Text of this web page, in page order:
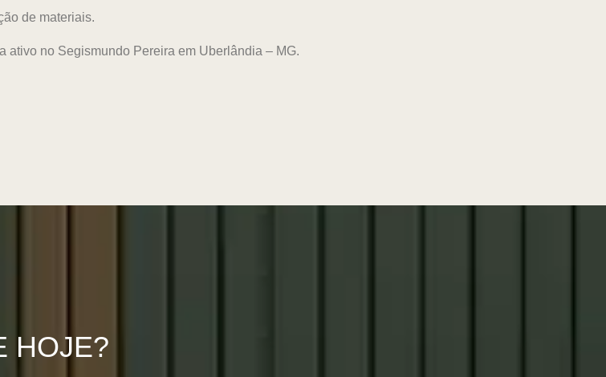
de materiais.
ativo no Segismundo Pereira em Uberlândia – MG.
HOJE?